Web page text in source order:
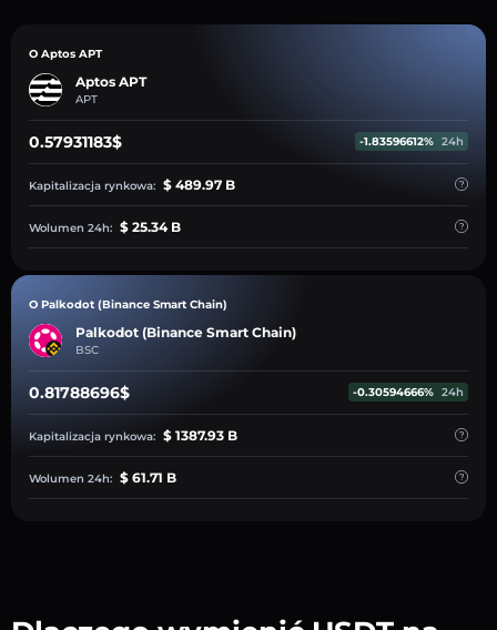
O Aptos APT
Aptos APT
APT
0.57931183$ -1.83596612% 24h
Kapitalizacja rynkowa: $ 489.97 B
Wolumen 24h: $ 25.34 B
O Palkodot (Binance Smart Chain)
Palkodot (Binance Smart Chain)
BSC
0.81788696$ -0.30594666% 24h
Kapitalizacja rynkowa: $ 1387.93 B
Wolumen 24h: $ 61.71 B